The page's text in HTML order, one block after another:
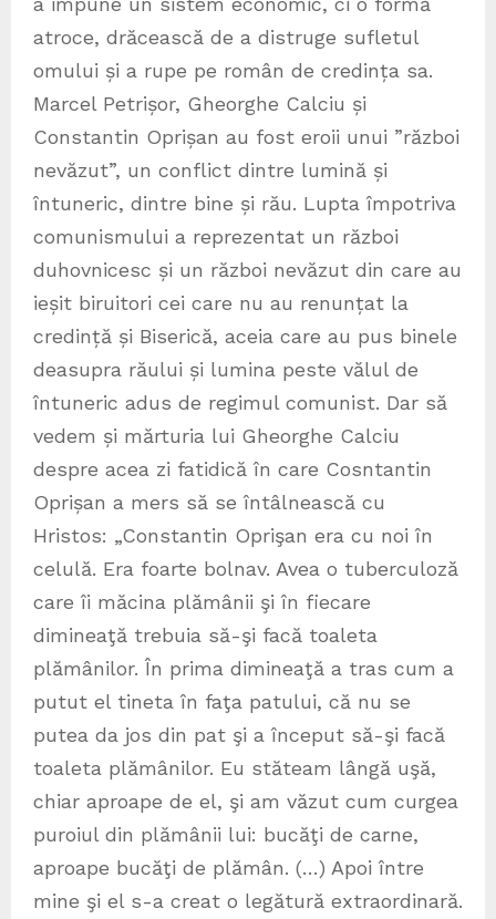
atroce, drăcească de a distruge sufletul
omului și a rupe pe român de credința sa.
Marcel Petrișor, Gheorghe Calciu și
Constantin Oprișan au fost eroii unui ”război
nevăzut”, un conflict dintre lumină și
întuneric, dintre bine și rău. Lupta împotriva
comunismului a reprezentat un război
duhovnicesc și un război nevăzut din care au
ieșit biruitori cei care nu au renunțat la
credință și Biserică, aceia care au pus binele
deasupra răului și lumina peste vălul de
întuneric adus de regimul comunist. Dar să
vedem și mărturia lui Gheorghe Calciu
despre acea zi fatidică în care Cosntantin
Oprișan a mers să se întâlnească cu
Hristos: „Constantin Oprişan era cu noi în
celulă. Era foarte bolnav. Avea o tuberculoză
care îi măcina plămânii şi în fiecare
dimineaţă trebuia să-şi facă toaleta
plămânilor. În prima dimineaţă a tras cum a
putut el tineta în faţa patului, că nu se
putea da jos din pat şi a început să-şi facă
toaleta plămânilor. Eu stăteam lângă uşă,
chiar aproape de el, şi am văzut cum curgea
puroiul din plămânii lui: bucăţi de carne,
aproape bucăţi de plămân. (…) Apoi între
mine şi el s-a creat o legătură extraordinară.